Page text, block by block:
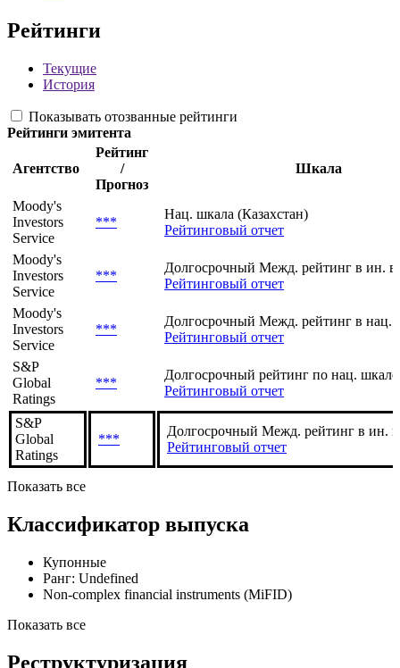
Тип ценной бумаги по ЦБ РФ
Рейтинги
Текущие
Показывать отозванные рейтинги
Рейтинги эмитента
Агентство
Moody's
Investors
Service
***
Нац. шкала (Казахстан)
Рейтинговый отчет
Moody's
Investors
Service
***
Долгосрочный Межд. рейтинг в ин.
Рейтинговый отчет
Moody's
Investors
Service
***
Долгосрочный Межд. рейтинг в нац.
Рейтинговый отчет
S&P
Global
Ratings
***
Долгосрочный рейтинг по нац. шкале
Рейтинговый отчет
S&P
Ratings
Классификатор выпуска
Купонные